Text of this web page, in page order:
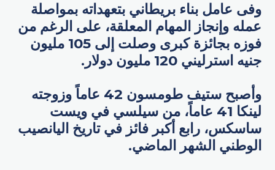
وفى عامل بناء بريطاني بتعهداته بمواصلة
عمله وإنجاز المهام المعلقة، على الرغم من
فوزه بجائزة كبرى وصلت إلى 105 مليون
جنيه استرليني 120 مليون دولار.
وأصبح ستيف طومسون 42 عاماً وزوجته
لينكا 41 عاماً، من سيلسي في ويست
ساسكس، رابع أكبر فائز في تاريخ اليانصيب
الوطني الشهر الماضي.